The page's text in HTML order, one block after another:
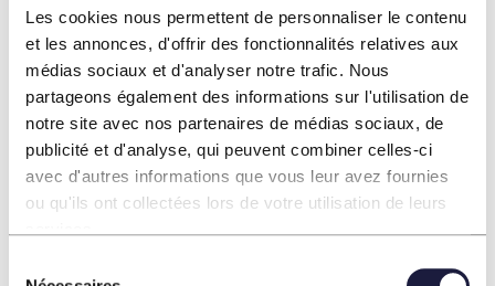
Les cookies nous permettent de personnaliser le contenu
et les annonces, d'offrir des fonctionnalités relatives aux
médias sociaux et d'analyser notre trafic. Nous
partageons également des informations sur l'utilisation de
notre site avec nos partenaires de médias sociaux, de
publicité et d'analyse, qui peuvent combiner celles-ci
avec d'autres informations que vous leur avez fournies
ou qu'ils ont collectées lors de votre utilisation de leurs
Lors du débat public (septembre 2021 – janvier 2022), des
inquiétudes ont été exprimées :
manque de compréhension de son utilité pour certains,
crainte d’un début de création d’une nouvelle zone
d’activité dans l’aire d’étude,
souhait d’implanter ce type d’équipement sur des surfaces
déjà artificialisées.
À l’issue du débat, les porteurs de projet ont annoncé le
déplacement du centre de données hors de l’aire